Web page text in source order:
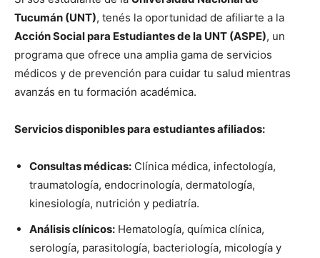
Tucumán (UNT), tenés la oportunidad de afiliarte a la
Acción Social para Estudiantes de la UNT (ASPE), un
programa que ofrece una amplia gama de servicios
médicos y de prevención para cuidar tu salud mientras
avanzás en tu formación académica.
Servicios disponibles para estudiantes afiliados:
Consultas médicas: Clínica médica, infectología,
traumatología, endocrinología, dermatología,
kinesiología, nutrición y pediatría.
Análisis clínicos: Hematología, química clínica,
serología, parasitología, bacteriología, micología y